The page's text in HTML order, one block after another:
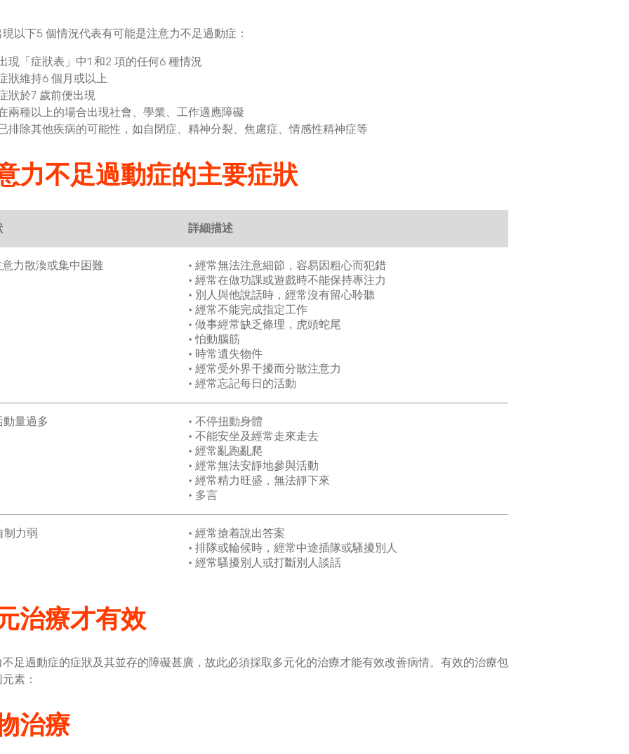
現以下5 個情況代表有可能是注意力不足過動症：
現「症狀表」中1 和2 項的任何6 種情況
狀維持6 個月或以上
狀於7 歲前便出現
兩種以上的場合出現社會、學業、工作適應障礙
排除其他疾病的可能性，如自閉症、精神分裂、焦慮症、情感性精神症等
力不足過動症的主要症狀
詳細描述
意力散渙或集中困難
• 經常無法注意細節，容易因粗心而犯錯
• 經常在做功課或遊戲時不能保持專注力
• 別人與他說話時，經常沒有留心聆聽
• 經常不能完成指定工作
• 做事經常缺乏條理，虎頭蛇尾
• 怕動腦筋
• 時常遺失物件
• 經常受外界干擾而分散注意力
• 經常忘記每日的活動
動量過多
• 不停扭動身體
• 不能安坐及經常走來走去
• 經常亂跑亂爬
• 經常無法安靜地參與活動
• 經常精力旺盛，無法靜下來
• 多言
制力弱
• 經常搶着說出答案
• 排隊或輪候時，經常中途插隊或騷擾別人
• 經常騷擾別人或打斷別人談話
治療才有效
不足過動症的症狀及其並存的障礙甚廣，故此必須採取多元化的治療才能有效改善病情。有效的治療包
素：
治療